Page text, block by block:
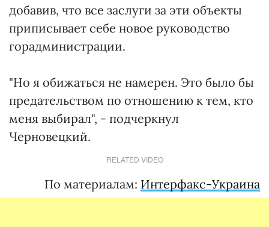
добавив, что все заслуги за эти объекты
приписывает себе новое руководство
горадминистрации.
"Но я обижаться не намерен. Это было бы
предательством по отношению к тем, кто
меня выбирал", - подчеркнул
Черновецкий.
RELATED VIDEO
По материалам: Интерфакс-Украина